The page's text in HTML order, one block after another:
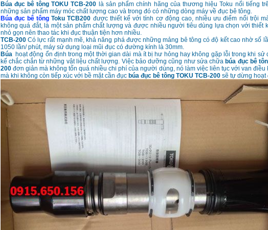
Búa đục bê tông TOKU TCB-200 là sản phẩm chính hãng của thương hiệu Toku nổi tiếng
những sản phẩm máy móc chất lượng cao và trong đó có những dòng máy về đục bê tông.
Búa đục bê tông Toku TCB200 được thiết kế với tính cơ động cao, nhiều ưu điểm nổi trội
không quá đắt, là một sản phẩm chất lượng và được nhiều người tiêu dùng lựa chọn với thiết
nhỏ gọn nên thao tác khi đục thuận tiện hơn nhiều.
TCB-200Có lực rất mạnh mẽ, khả năng phá được những mảng bê tông có độ kết cao nhờ số
1050 lần/ phút, máy sử dụng loại mũi đục có đường kính là 30mm.
Búa hoạt động ổn định trong một thời gian dài mà ít bị hư hỏng hay không gặp lỗi trong khi sử
kế chắc chắn từ những vật liệu chất lượng. Việc bảo dưỡng cũng như sửa chữa búa đục bê
200đơn giản mà không tốn quá nhiều chi phí của người dùng, nó làm việc liên tục với van điều
mà khi không còn tiếp xúc với bề mặt cần đục búa đục bê tông TOKU TCB-200sẽ tự dừng hoạt